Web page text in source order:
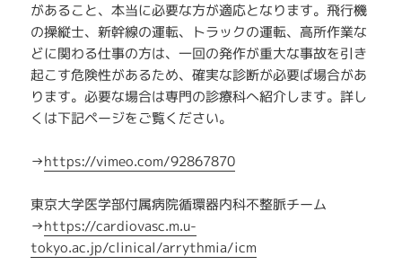
があること、本当に必要な方が適応となります。飛行機
の操縦士、新幹線の運転、トラックの運転、高所作業な
どに関わる仕事の方は、一回の発作が重大な事故を引き
起こす危険性があるため、確実な診断が必要ば場合があ
ります。必要な場合は専門の診療科へ紹介します。詳し
くは下記ページをご覧ください。
→https://vimeo.com/92867870
東京大学医学部付属病院循環器内科不整脈チーム
→https://cardiovasc.m.u-
tokyo.ac.jp/clinical/arrythmia/icm